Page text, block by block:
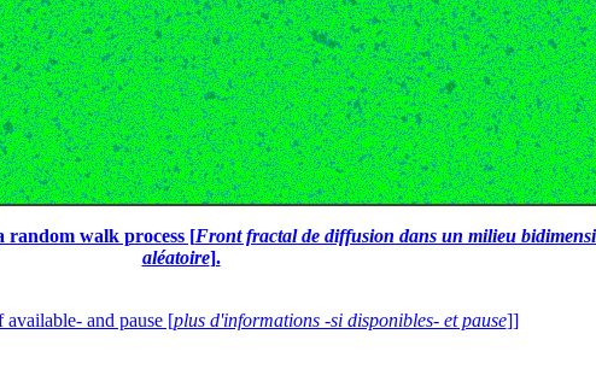
random walk process [Front fractal de diffusion dans un milieu
aléatoire].
and pause [plus d'informations -si disponibles- et pause]]